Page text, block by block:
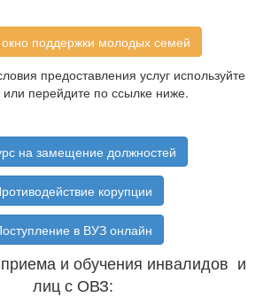
поддержки молодых семей
предоставления услуг используйте
или перейдите по ссылке ниже.
на замещение должностей
корупции
в ВУЗ онлайн
и обучения инвалидов и
лиц с ОВЗ: